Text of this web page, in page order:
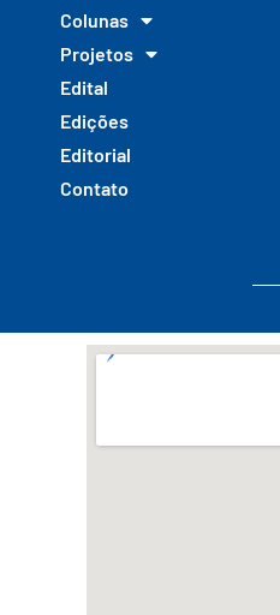
Colunas
Projetos
Edital
Edições
Editorial
Contato